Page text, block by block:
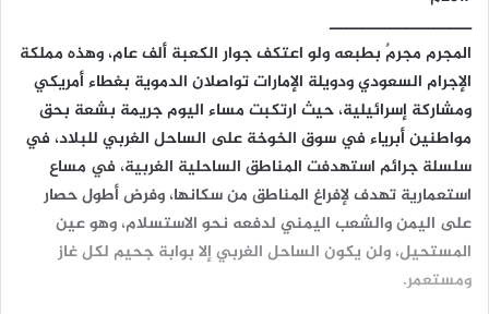
ــــــــــــــــــــــــــ
المجرم مجرمٌ بطبعه ولو اعتكف جوار الكعبة ألف عام، وهذه مملكة
الإجرام السعودي ودويلة الإمارات تواصلان الدموية بغطاء أمريكي
ومشاركة إسرائيلية، حيث ارتكبت مساء اليوم جريمة بشعة بحق
مواطنين أبرياء في سوق الخوخة على الساحل الغربي للبلاد، في
سلسلة جرائم استهدفت المناطق الساحلية الغربية، في مساع
استعمارية تهدف لإفراغ المناطق من سكانها، وفرض أطول حصار
على اليمن والشعب اليمني لدفعه نحو الاستسلام، وهو عين
المستحيل، ولن يكون الساحل الغربي إلا بوابة جحيم لكل غاز
ومستعمر.